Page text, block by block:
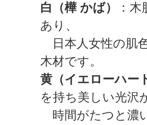
白（樺 かば）
：
あり、
日本人女性の肌
木材です。
黄（イエローハー
を持ち美しい光沢
時間がたつと濃